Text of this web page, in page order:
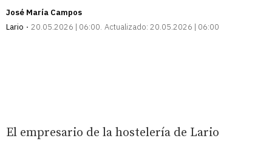
José María Campos
Lario
20.05.2026 | 06:00 Actualizado: 20.05.2026 | 06:00
El empresario de la hostelería de Lario